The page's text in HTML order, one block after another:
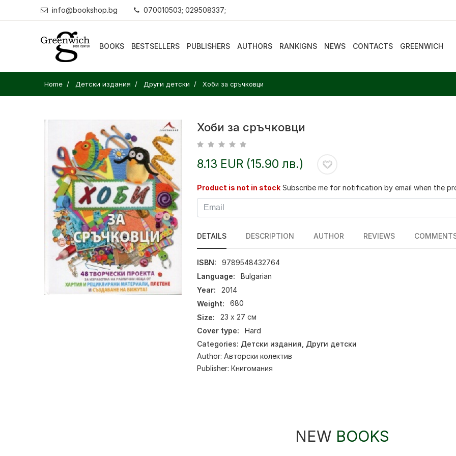
info@bookshop.bg 070010503; 029508337;
BOOKS BESTSELLERS PUBLISHERS AUTHORS RANKIGNS NEWS CONTACTS GREENWICH
Home Детски издания Други детски Хоби за сръчковци
Хоби за сръчковци
8.13 EUR (15.90 лв.)
Product is not in stock Subscribe me for notification by email when the
DETAILS DESCRIPTION AUTHOR REVIEWS
ISBN:
9789548432764
Language:
Bulgarian
Year:
2014
Weight:
680
Size:
23 х 27 см
Cover type:
Hard
Categories: Детски издания Други детски
Author: Авторски колектив
Publisher: Книгомания
NEW BOOKS